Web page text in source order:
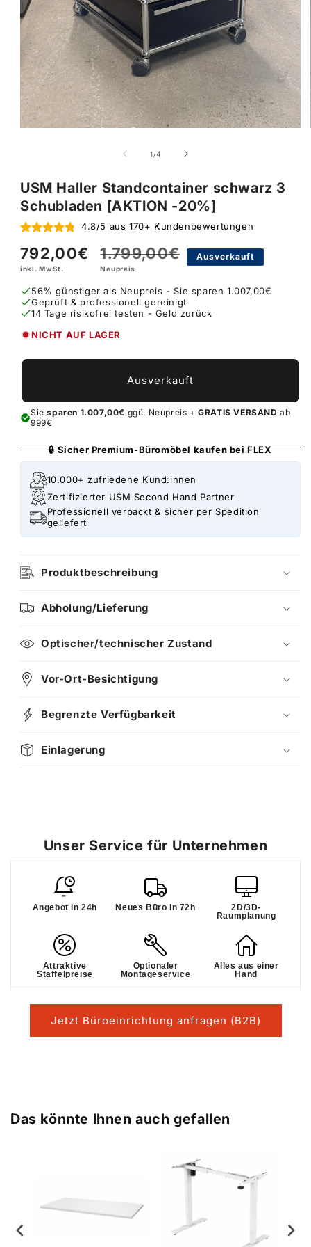
1/von
4
USM Haller Standcontainer schwarz 3
Schubladen [AKTION -20%]
4.8/5 aus 170+ Kundenbewertungen
Verkaufspreis
792,00€
inkl. MwSt.
Normaler
1.799,00€
Neupreis
Ausverkauft
56% günstiger als Neupreis - Sie sparen 1.007,00€
Geprüft & professionell gereinigt
14 Tage risikofrei testen - Geld zurück
NICHT AUF LAGER
Ausverkauft
Sie sparen 1.007,00€ ggü. Neupreis +GRATIS VERSAND ab
999€
🔒 Sicher Premium-Büromöbel kaufen bei FLEX
10.000+ zufriedene Kund:innen
Zertifizierter USM Second Hand Partner
Professionell verpackt & sicher per Spedition
geliefert
Produktbeschreibung
Abholung/Lieferung
Optischer/technischer Zustand
Vor-Ort-Besichtigung
Begrenzte Verfügbarkeit
Einlagerung
Unser Service für Unternehmen
Angebot in 24h Neues Büro in 72h
2D/3D-
Raumplanung
Attraktive
Staffelpreise
Optionaler
Montageservice
Alles aus einer
Hand
Jetzt Büroeinrichtung anfragen (B2B)
Das könnte Ihnen auch gefallen